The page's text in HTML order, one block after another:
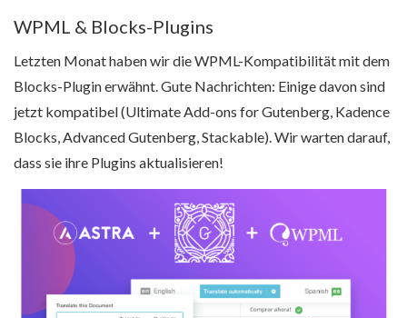
WPML & Blocks-Plugins
Letzten Monat haben wir die WPML-Kompatibilität mit dem
Blocks-Plugin erwähnt. Gute Nachrichten: Einige davon sind
jetzt kompatibel (Ultimate Add-ons for Gutenberg, Kadence
Blocks, Advanced Gutenberg, Stackable). Wir warten darauf,
dass sie ihre Plugins aktualisieren!